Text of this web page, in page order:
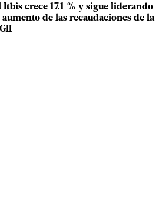
Itbis crece 17.1 % y sigue liderando
aumento de las recaudaciones de la